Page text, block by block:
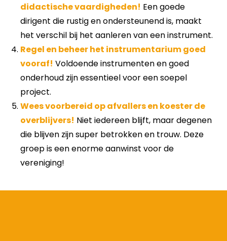
didactische vaardigheden! Een goede
dirigent die rustig en ondersteunend is, maakt
het verschil bij het aanleren van een instrument.
Regel en beheer het instrumentarium goed
vooraf! Voldoende instrumenten en goed
onderhoud zijn essentieel voor een soepel
project.
Wees voorbereid op afvallers en koester de
overblijvers! Niet iedereen blijft, maar degenen
die blijven zijn super betrokken en trouw. Deze
groep is een enorme aanwinst voor de
vereniging!